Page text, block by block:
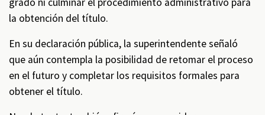
la obtención del título.
En su declaración pública, la superintendente señaló
que aún contempla la posibilidad de retomar el proceso
en el futuro y completar los requisitos formales para
obtener el título.